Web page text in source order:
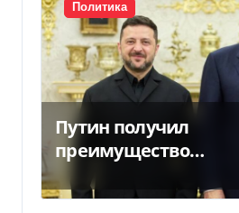
Политика
Путин получил
преимущество
благодаря действиям
США